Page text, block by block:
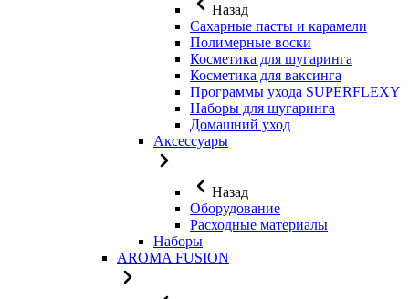
Назад
Сахарные пасты и карамели
Полимерные воски
Косметика для шугаринга
Косметика для ваксинга
Программы ухода SUPERFLEXY
Наборы для шугаринга
Домашний уход
Аксессуары
Назад
Оборудование
Расходные материалы
Наборы
AROMA FUSION